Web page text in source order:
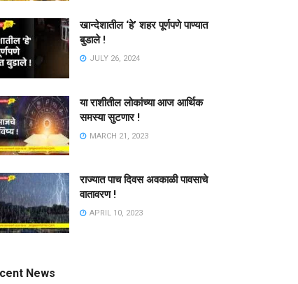
खान्देशातील ‘हे’ शहर पूर्णपणे पाण्यात
बुडाले !
JULY 26, 2024
या राशीतील लोकांच्या आज आर्थिक
समस्या सुटणार !
MARCH 21, 2023
राज्यात पाच दिवस अवकाळी पावसाचे
वातावरण !
APRIL 10, 2023
News